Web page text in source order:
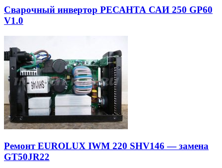
Сварочный инвертор РЕСАНТА САИ 250 GP60
V1.0
Ремонт EUROLUX IWM 220 SHV146 — замена
GT50JR22